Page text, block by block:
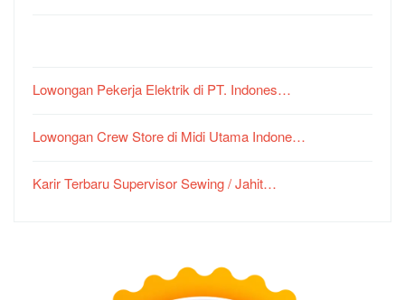
Lowongan Pekerja Elektrik di PT. Indones…
Lowongan Crew Store di Midi Utama Indone…
Karir Terbaru Supervisor Sewing / Jahit…